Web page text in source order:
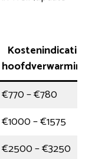
Kostenindicatie
hoofdverwarming
€770 – €780
€1000 – €1575
€2500 – €3250